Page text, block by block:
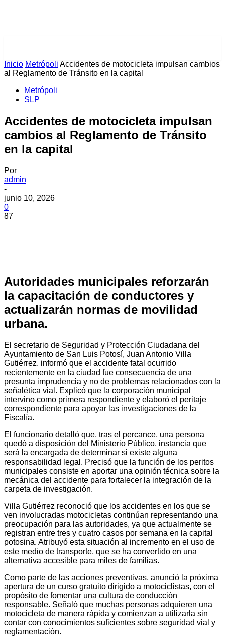
Inicio Metrópoli Accidentes de motocicleta impulsan cambios
al Reglamento de Tránsito en la capital
Metrópoli
SLP
Accidentes de motocicleta impulsan
cambios al Reglamento de Tránsito
en la capital
Por
admin
-
junio 10, 2026
0
87
Autoridades municipales reforzarán
la capacitación de conductores y
actualizarán normas de movilidad
urbana.
El secretario de Seguridad y Protección Ciudadana del
Ayuntamiento de San Luis Potosí, Juan Antonio Villa
Gutiérrez, informó que el accidente fatal ocurrido
recientemente en la ciudad fue consecuencia de una
presunta imprudencia y no de problemas relacionados con la
señalética vial. Explicó que la corporación municipal
intervino como primera respondiente y elaboró el peritaje
correspondiente para apoyar las investigaciones de la
Fiscalía.
El funcionario detalló que, tras el percance, una persona
quedó a disposición del Ministerio Público, instancia que
será la encargada de determinar si existe alguna
responsabilidad legal. Precisó que la función de los peritos
municipales consiste en aportar una opinión técnica sobre la
mecánica del accidente para fortalecer la integración de la
carpeta de investigación.
Villa Gutiérrez reconoció que los accidentes en los que se
ven involucradas motocicletas continúan representando una
preocupación para las autoridades, ya que actualmente se
registran entre tres y cuatro casos por semana en la capital
potosina. Atribuyó esta situación al incremento en el uso de
este medio de transporte, que se ha convertido en una
alternativa accesible para miles de familias.
Como parte de las acciones preventivas, anunció la próxima
apertura de un curso gratuito dirigido a motociclistas, con el
propósito de fomentar una cultura de conducción
responsable. Señaló que muchas personas adquieren una
motocicleta de manera rápida y comienzan a utilizarla sin
contar con conocimientos suficientes sobre seguridad vial y
reglamentación.